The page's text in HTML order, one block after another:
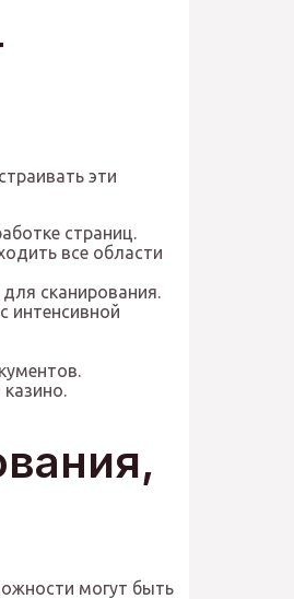
эти
страниц.
все области
сканирования.
интенсивной
могут быть